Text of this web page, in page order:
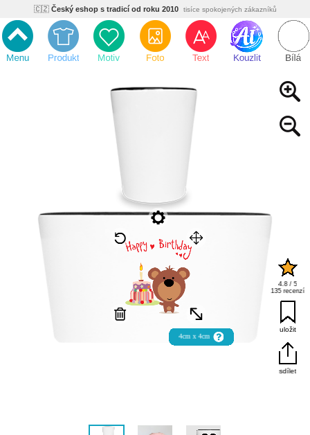
🇨🇿 Český eshop s tradicí od roku 2010 tisíce spokojených zákazníků
Ekologický a zdravotně nezávadný žádná čína, barvy s certifikáty
💡Inovativní výroba vlastní vývoj, nejnovější technologie
Rychlé dodání expedujeme do 24h
Kvalita pod kontrolou
Český eshop s tradicí od roku 2010